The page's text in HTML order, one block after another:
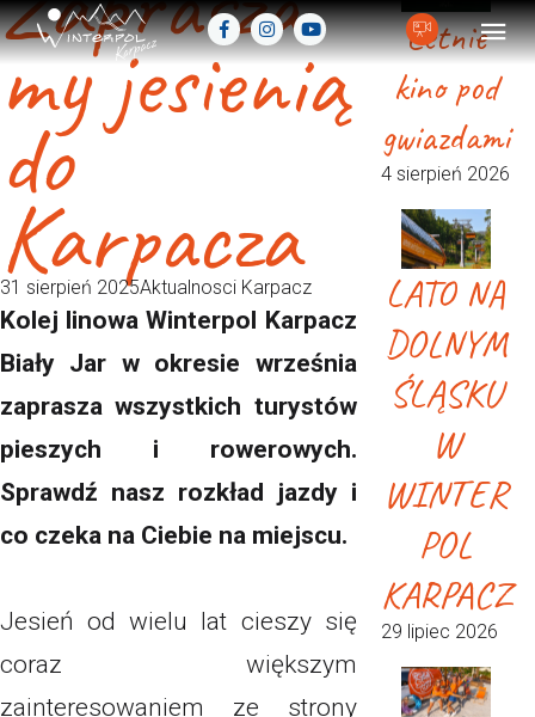
my jesienią
do
Karpacza
31 sierpień 2025Aktualnosci Karpacz
Kolej linowa Winterpol Karpacz
Biały Jar w okresie września
zaprasza wszystkich turystów
pieszych i rowerowych.
Sprawdź nasz rozkład jazdy i
co czeka na Ciebie na miejscu.
Jesień od wielu lat cieszy się
coraz większym
zainteresowaniem ze strony
Letnie
kino pod
gwiazdami
4 sierpień 2026
LATO NA
DOLNYM
ŚLĄSKU
W
WINTER
POL
KARPACZ
29 lipiec 2026